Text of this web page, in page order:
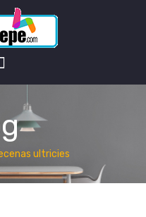
ultricies